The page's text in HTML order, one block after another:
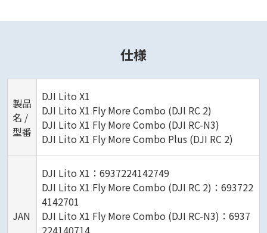
仕様
製品
名 /
型番
DJI Lito X1
DJI Lito X1 Fly More Combo (DJI RC 2)
DJI Lito X1 Fly More Combo (DJI RC-N3)
DJI Lito X1 Fly More Combo Plus (DJI RC 2)
JAN
DJI Lito X1：6937224142749
DJI Lito X1 Fly More Combo (DJI RC 2)：693722
4142701
DJI Lito X1 Fly More Combo (DJI RC-N3)：6937
224140714